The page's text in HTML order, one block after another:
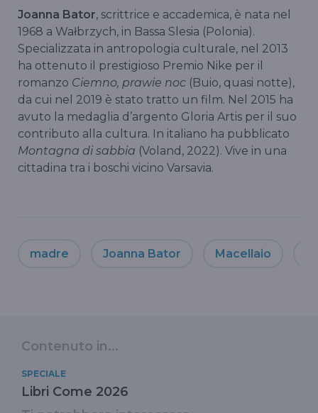
Joanna Bator, scrittrice e accademica, è nata nel
1968 a Wałbrzych, in Bassa Slesia (Polonia).
Specializzata in antropologia culturale, nel 2013
ha ottenuto il prestigioso Premio Nike per il
romanzo Ciemno, prawie noc (Buio, quasi notte),
da cui nel 2019 è stato tratto un film. Nel 2015 ha
avuto la medaglia d’argento Gloria Artis per il suo
contributo alla cultura. In italiano ha pubblicato
Montagna di sabbia (Voland, 2022). Vive in una
cittadina tra i boschi vicino Varsavia.
madre Joanna Bator Macellaio
Contenuto in...
SPECIALE
Libri Come 2026